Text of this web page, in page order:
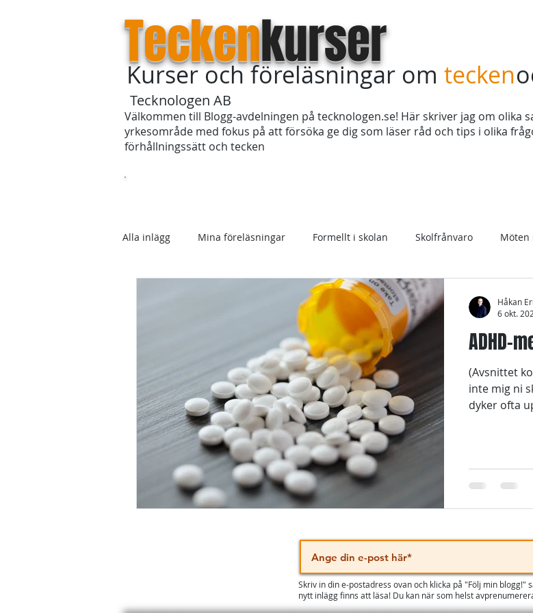
Teckenkurser
Kurser och föreläsningar om tecken
Tecknologen AB
Välkommen till Blogg-avdelningen på tecknologen.se! Här skriver jag om olika
yrkesområde med fokus på att försöka ge dig som läser råd och tips i olika
förhållningssätt och tecken
Alla inlägg Mina föreläsningar Formellt i skolan Skolfrånvaro Möten
Medicin
ADHD-
(Avsnittet
inte mig ni
dyker ofta
Håkan
6 okt.
Skriv in din e-postadress ovan och klicka på "Följ min blogg!"
nytt inlägg finns att läsa! Du kan när som helst